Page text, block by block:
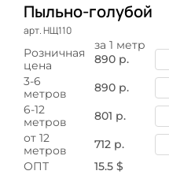
Пыльно-голубой
арт. НЩ110
за 1 метр
Розничная
цена
890 р.
3-6
метров
890 р.
6-12
метров
801 р.
от 12
метров
712 р.
ОПТ 15.5 $